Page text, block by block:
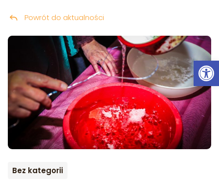
Przeskocz do treści
Bez kategorii
Powrót do aktualności